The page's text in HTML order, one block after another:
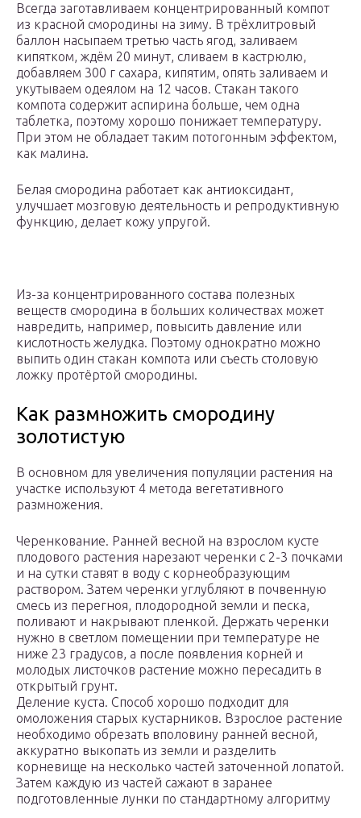
Всегда заготавливаем концентрированный компот
из красной смородины на зиму. В трёхлитровый
баллон насыпаем третью часть ягод, заливаем
кипятком, ждём 20 минут, сливаем в кастрюлю,
добавляем 300 г сахара, кипятим, опять заливаем и
укутываем одеялом на 12 часов. Стакан такого
компота содержит аспирина больше, чем одна
таблетка, поэтому хорошо понижает температуру.
При этом не обладает таким потогонным эффектом,
как малина.
Белая смородина работает как антиоксидант,
улучшает мозговую деятельность и репродуктивную
функцию, делает кожу упругой.
Из-за концентрированного состава полезных
веществ смородина в больших количествах может
навредить, например, повысить давление или
кислотность желудка. Поэтому однократно можно
выпить один стакан компота или съесть столовую
ложку протёртой смородины.
Как размножить смородину
золотистую
В основном для увеличения популяции растения на
участке используют 4 метода вегетативного
размножения.
Черенкование. Ранней весной на взрослом кусте
плодового растения нарезают черенки с 2-3 почками
и на сутки ставят в воду с корнеобразующим
раствором. Затем черенки углубляют в почвенную
смесь из перегноя, плодородной земли и песка,
поливают и накрывают пленкой. Держать черенки
нужно в светлом помещении при температуре не
ниже 23 градусов, а после появления корней и
молодых листочков растение можно пересадить в
открытый грунт.
Деление куста. Способ хорошо подходит для
омоложения старых кустарников. Взрослое растение
необходимо обрезать вполовину ранней весной,
аккуратно выкопать из земли и разделить
корневище на несколько частей заточенной лопатой.
Затем каждую из частей сажают в заранее
подготовленные лунки по стандартному алгоритму